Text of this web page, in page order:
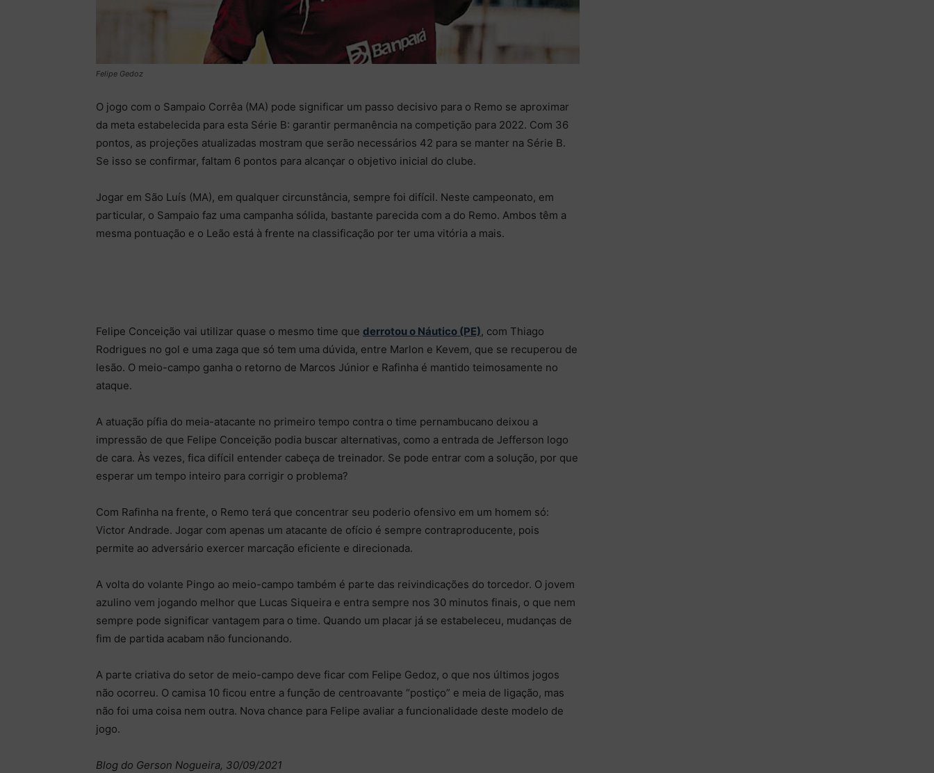
Felipe Gedoz
O jogo com o Sampaio Corrêa (MA) pode significar um passo decisivo para o Remo se aproximar
da meta estabelecida para esta Série B: garantir permanência na competição para 2022. Com 36
pontos, as projeções atualizadas mostram que serão necessários 42 para se manter na Série B.
Se isso se confirmar, faltam 6 pontos para alcançar o objetivo inicial do clube.
Jogar em São Luís (MA), em qualquer circunstância, sempre foi difícil. Neste campeonato, em
particular, o Sampaio faz uma campanha sólida, bastante parecida com a do Remo. Ambos têm a
mesma pontuação e o Leão está à frente na classificação por ter uma vitória a mais.
Felipe Conceição vai utilizar quase o mesmo time que derrotou o Náutico (PE), com Thiago
Rodrigues no gol e uma zaga que só tem uma dúvida, entre Marlon e Kevem, que se recuperou de
lesão. O meio-campo ganha o retorno de Marcos Júnior e Rafinha é mantido teimosamente no
ataque.
A atuação pífia do meia-atacante no primeiro tempo contra o time pernambucano deixou a
impressão de que Felipe Conceição podia buscar alternativas, como a entrada de Jefferson logo
de cara. Às vezes, fica difícil entender cabeça de treinador. Se pode entrar com a solução, por que
esperar um tempo inteiro para corrigir o problema?
Com Rafinha na frente, o Remo terá que concentrar seu poderio ofensivo em um homem só:
Victor Andrade. Jogar com apenas um atacante de ofício é sempre contraproducente, pois
permite ao adversário exercer marcação eficiente e direcionada.
A volta do volante Pingo ao meio-campo também é parte das reivindicações do torcedor. O jovem
azulino vem jogando melhor que Lucas Siqueira e entra sempre nos 30 minutos finais, o que nem
sempre pode significar vantagem para o time. Quando um placar já se estabeleceu, mudanças de
fim de partida acabam não funcionando.
A parte criativa do setor de meio-campo deve ficar com Felipe Gedoz, o que nos últimos jogos
não ocorreu. O camisa 10 ficou entre a função de centroavante “postiço” e meia de ligação, mas
não foi uma coisa nem outra. Nova chance para Felipe avaliar a funcionalidade deste modelo de
jogo.
Blog do Gerson Nogueira, 30/09/2021